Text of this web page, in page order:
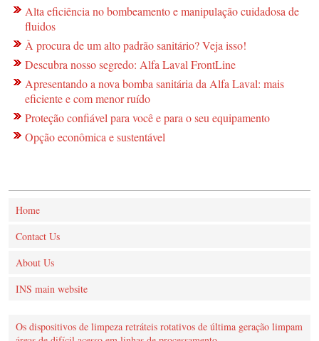
Alta eficiência no bombeamento e manipulação cuidadosa de
fluidos
À procura de um alto padrão sanitário? Veja isso!
Descubra nosso segredo: Alfa Laval FrontLine
Apresentando a nova bomba sanitária da Alfa Laval: mais
eficiente e com menor ruído
Proteção confiável para você e para o seu equipamento
Opção econômica e sustentável
Home
Contact Us
About Us
INS main website
Os dispositivos de limpeza retráteis rotativos de última geração limpam